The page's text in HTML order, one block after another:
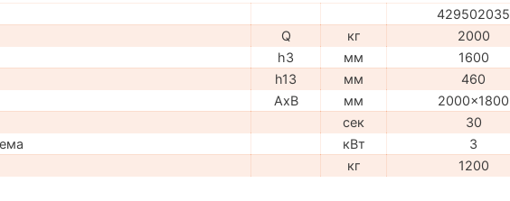
429502035
Q кг
2000
h3 мм
1600
h13 мм
460
AxB мм
2000x1800
сек
30
кВт
3
кг 1200